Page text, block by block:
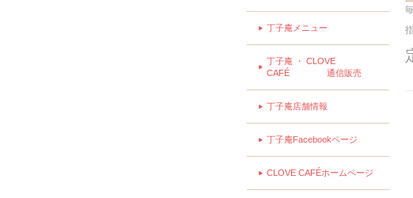
丁子庵メニュー
丁子庵 ・ CLOVE
CAFÉ 通信販売
丁子庵店舗情報
丁子庵Facebookページ
CLOVE CAFÉホームページ